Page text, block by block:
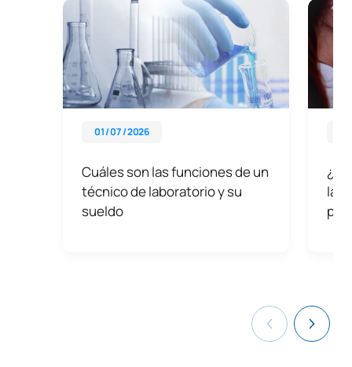
01 / 07 / 2026
Cuáles son las funciones de un
técnico de laboratorio y su
sueldo